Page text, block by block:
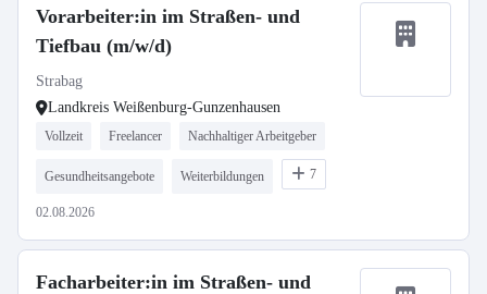
Vorarbeiter:in im Straßen- und
Tiefbau (m/w/d)
Strabag
Landkreis Weißenburg-Gunzenhausen
Vollzeit Freelancer Nachhaltiger Arbeitgeber
Gesundheitsangebote Weiterbildungen 7
02.08.2026
Facharbeiter:in im Straßen- und